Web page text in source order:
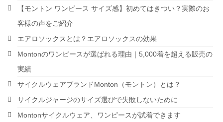
【モントン ワンピース サイズ感】初めてはきつい？実際のお
客様の声をご紹介
エアロソックスとは？エアロソックスの効果
Montonのワンピースが選ばれる理由｜5,000着を超える販売の
実績
サイクルウェアブランドMonton（モントン）とは？
サイクルジャージのサイズ選びで失敗しないために
Montonサイクルウェア、ワンピースが試着できます